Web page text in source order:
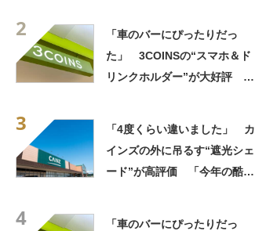
2
「車のバーにぴったりだっ
た」 3COINSの“スマホ＆ド
リンクホルダー”が大好評
3
「4度くらい違いました」 カ
インズの外に吊るす“遮光シェ
ード”が高評価 「今年の酷暑
4
「車のバーにぴったりだっ